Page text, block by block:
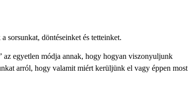
sorsunkat, döntéseinket és tetteinket.
egyetlen módja annak, hogy hogyan viszonyuljunk
arról, hogy valamit miért kerüljünk el vagy éppen most